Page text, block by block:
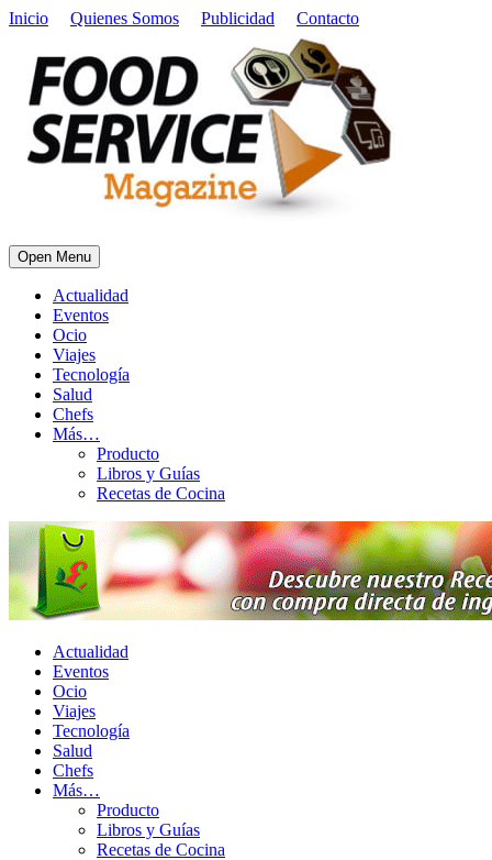
Inicio Quienes Somos Publicidad Contacto
Open Menu
Actualidad
Eventos
Ocio
Viajes
Tecnología
Salud
Chefs
Más…
Producto
Libros y Guías
Recetas de Cocina
Actualidad
Eventos
Ocio
Viajes
Tecnología
Salud
Chefs
Más…
Producto
Libros y Guías
Recetas de Cocina